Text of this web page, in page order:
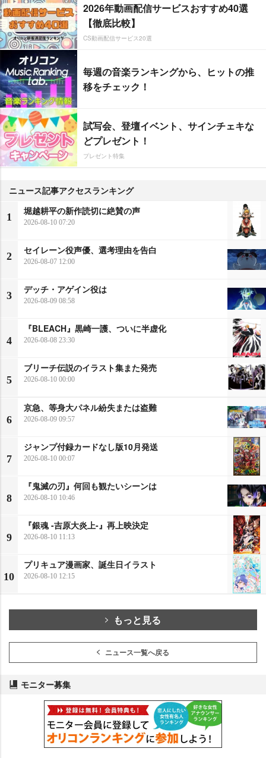
2026年動画配信サービスおすすめ40選
【徹底比較】
CS動画配信サービス20選
毎週の音楽ランキングから、ヒットの推
移をチェック！
試写会、登壇イベント、サインチェキな
どプレゼント！
プレゼント特集
ニュース記事アクセスランキング
1
堀越耕平の新作読切に絶賛の声
2026-08-10 07:20
2
セイレーン役声優、選考理由を告白
2026-08-07 12:00
3
デッチ・アゲイン役は
2026-08-09 08:58
4
『BLEACH』黒崎一護、ついに半虚化
2026-08-08 23:30
5
ブリーチ伝説のイラスト集また発売
2026-08-10 00:00
6
京急、等身大パネル紛失または盗難
2026-08-09 09:57
7
ジャンプ付録カードなし版10月発送
2026-08-10 00:07
8
『鬼滅の刃』何回も観たいシーンは
2026-08-10 10:46
9
『銀魂 -吉原大炎上-』再上映決定
2026-08-10 11:13
10
プリキュア漫画家、誕生日イラスト
2026-08-10 12:15
もっと見る
ニュース一覧へ戻る
モニター募集